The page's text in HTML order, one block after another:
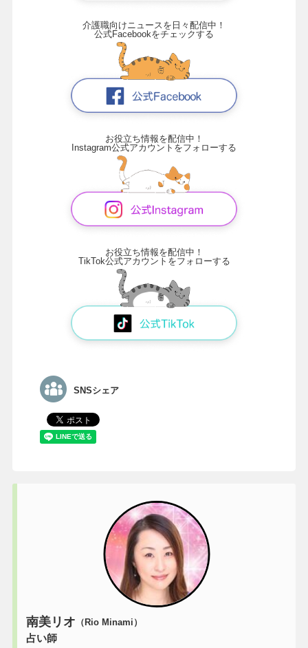
介護職向けニュースを日々配信中！
公式Facebookをチェックする
お役立ち情報を配信中！
Instagram公式アカウントをフォローする
お役立ち情報を配信中！
TikTok公式アカウントをフォローする
SNSシェア
南美リオ （Rio Minami）
占い師